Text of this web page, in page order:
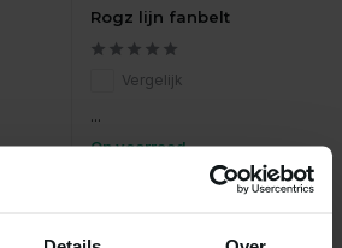
Rogz lijn fanbelt
Vergelijk
...
Op voorraad